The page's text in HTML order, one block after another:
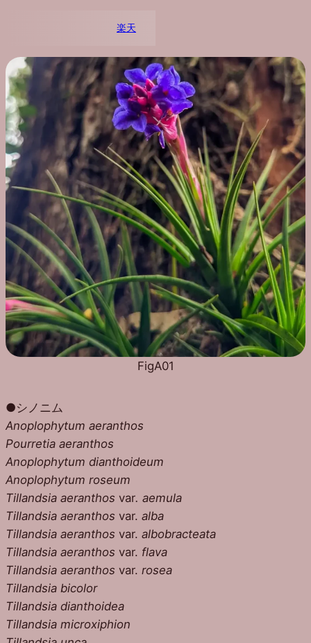
楽天
FigA01
●シノニム
Anoplophytum aeranthos
Pourretia aeranthos
Anoplophytum dianthoideum
Anoplophytum roseum
Tillandsia aeranthos var. aemula
Tillandsia aeranthos var. alba
Tillandsia aeranthos var. albobracteata
Tillandsia aeranthos var. flava
Tillandsia aeranthos var. rosea
Tillandsia bicolor
Tillandsia dianthoidea
Tillandsia microxiphion